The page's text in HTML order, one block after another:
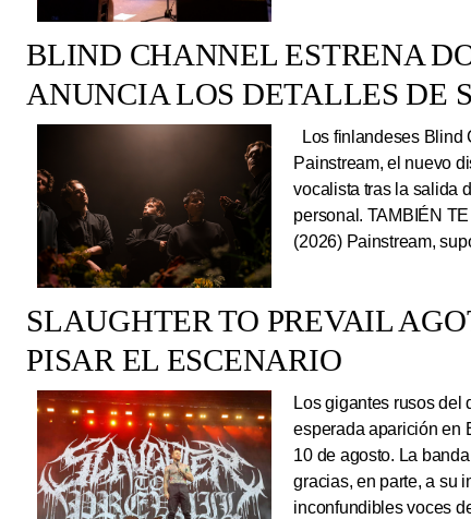
BLIND CHANNEL ESTRENA
ANUNCIA LOS DETALLES DE
Los finlandeses Blind
Painstream, el nuevo
vocalista tras la salida
personal. TAMBIÉN
(2026) Painstream,
SLAUGHTER TO PREVAIL
PISAR EL ESCENARIO
Los gigantes rusos del
esperada aparición en
10 de agosto. La
gracias, en parte, a su
inconfundibles voces